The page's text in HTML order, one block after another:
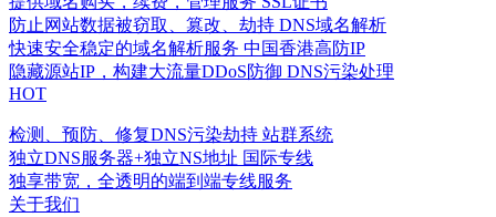
防止网站数据被窃取、篡改、劫持 DNS域名解析
快速安全稳定的域名解析服务 中国香港高防IP
隐藏源站IP，构建大流量DDoS防御 DNS污染处理
HOT
检测、预防、修复DNS污染劫持 站群系统
独立DNS服务器+独立NS地址 国际专线
独享带宽，全透明的端到端专线服务
关于我们